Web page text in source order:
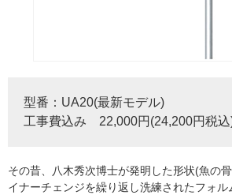
型番：UA20(最新モデル)
工事費込み 22,000円(24,200円税
その昔、八木秀次博士が発明した形状(魚の
イナーチェンジを繰り返し洗練されたフォ